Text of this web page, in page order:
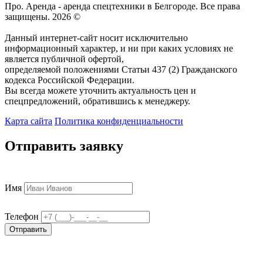
Про. Аренда - аренда спецтехники в Белгороде. Все права
защищены. 2026 ©
Данный интернет-сайт носит исключительно
информационный характер, и ни при каких условиях не
является публичной офертой,
определяемой положениями Статьи 437 (2) Гражданского
кодекса Российской Федерации.
Вы всегда можете уточнить актуальность цен и
спецпредложений, обратившись к менеджеру.
Карта сайта Политика конфиденциальности
Отправить заявку
Имя
Телефон
Отправить